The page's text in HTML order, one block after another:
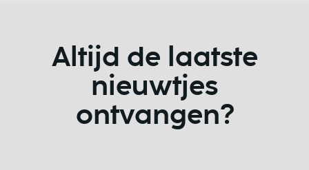
Altijd de laatste
nieuwtjes
ontvangen?